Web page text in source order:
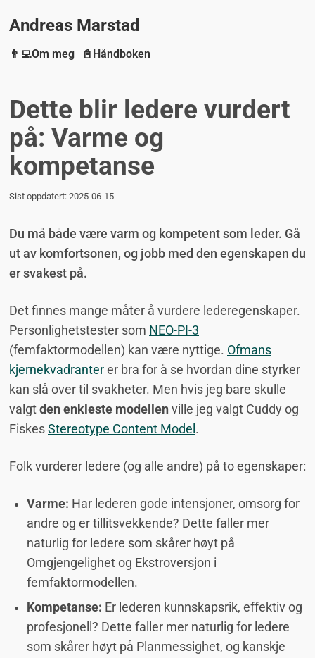
Andreas Marstad
👨‍💻Om meg 📓Håndboken
Dette blir ledere vurdert
på: Varme og
kompetanse
Sist oppdatert: 2025-06-15
Du må både være varm og kompetent som leder. Gå
ut av komfortsonen, og jobb med den egenskapen du
er svakest på.
Det finnes mange måter å vurdere lederegenskaper.
Personlighetstester som NEO-PI-3
(femfaktormodellen) kan være nyttige. Ofmans
kjernekvadranter er bra for å se hvordan dine styrker
kan slå over til svakheter. Men hvis jeg bare skulle
valgt den enkleste modellen ville jeg valgt Cuddy og
Fiskes Stereotype Content Model .
Folk vurderer ledere (og alle andre) på to egenskaper:
Varme: Har lederen gode intensjoner, omsorg for
andre og er tillitsvekkende? Dette faller mer
naturlig for ledere som skårer høyt på
Omgjengelighet og Ekstroversjon i
femfaktormodellen.
Kompetanse: Er lederen kunnskapsrik, effektiv og
profesjonell? Dette faller mer naturlig for ledere
som skårer høyt på Planmessighet, og kanskje